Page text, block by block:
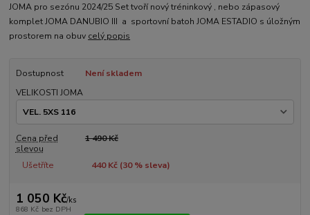
JOMA pro sezónu 2024/25 Set tvoří nový tréninkový , nebo zápasový
komplet JOMA DANUBIO III a sportovní batoh JOMA ESTADIO s úložným
prostorem na obuv celý popis
Dostupnost
Není skladem
VELIKOSTI JOMA
Cena před
slevou
1 490 Kč
Ušetříte 440 Kč (30% sleva)
1 050 Kč/ks
868 Kč bez DPH